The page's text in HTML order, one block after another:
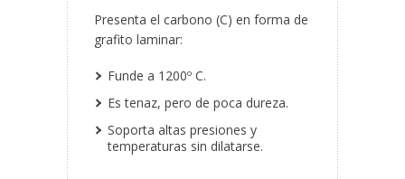
Presenta el carbono (C) en forma de
grafito laminar:
Funde a 1200º C.
Es tenaz, pero de poca dureza.
Soporta altas presiones y
temperaturas sin dilatarse.